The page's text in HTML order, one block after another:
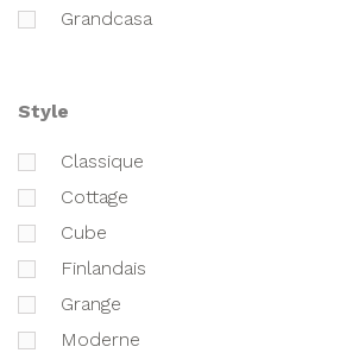
grandcasa
style
classique
cottage
cube
finlandais
grange
moderne